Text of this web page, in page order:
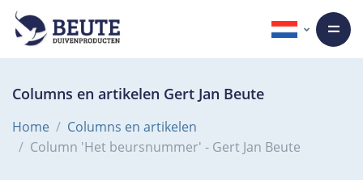
Columns en artikelen Gert Jan Beute
Home
Columns en artikelen
Column 'Het beursnummer' - Gert Jan Beute